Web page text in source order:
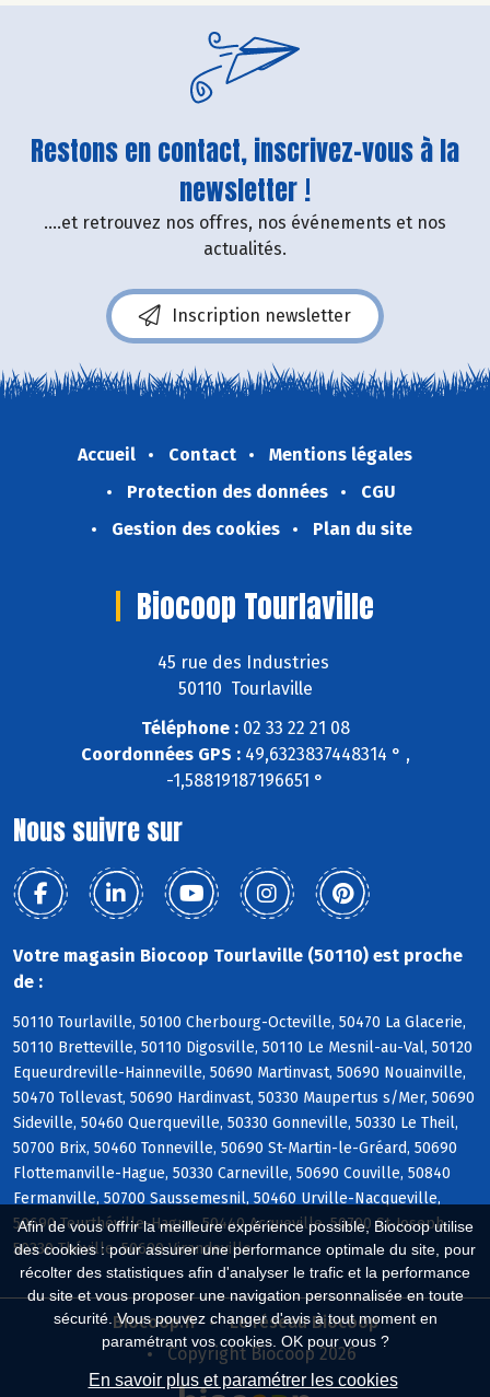
Afin de vous offrir la meilleure expérience possible, Biocoop utilise
des cookies : pour assurer une performance optimale du site, pour
récolter des statistiques afin d'analyser le trafic et la performance
du site et vous proposer une navigation personnalisée en toute
sécurité. Vous pouvez changer d'avis à tout moment en
paramétrant vos cookies. OK pour vous ?
En savoir plus et paramétrer les cookies
Restons en contact, inscrivez-vous à la
newsletter !
....et retrouvez nos offres, nos événements et nos
actualités.
Inscription newsletter
Accueil Contact
Mentions légales
Protection des données
CGU
Gestion des cookies
Plan du site
Biocoop Tourlaville
45 rue des Industries
50110 Tourlaville
Téléphone :02 33 22 21 08
Coordonnées GPS :49,6323837448314 ° ,
-1,58819187196651 °
Nous suivre sur
Votre magasin Biocoop Tourlaville (50110) est proche
de :
50110 Tourlaville, 50100 Cherbourg-Octeville, 50470 La Glacerie,
50110 Bretteville, 50110 Digosville, 50110 Le Mesnil-au-Val, 50120
Equeurdreville-Hainneville, 50690 Martinvast, 50690 Nouainville,
50470 Tollevast, 50690 Hardinvast, 50330 Maupertus s/Mer, 50690
Sideville, 50460 Querqueville, 50330 Gonneville, 50330 Le Theil,
50700 Brix, 50460 Tonneville, 50690 St-Martin-le-Gréard, 50690
Flottemanville-Hague, 50330 Carneville, 50690 Couville, 50840
Fermanville, 50700 Saussemesnil, 50460 Urville-Nacqueville,
50690 Teurthéville-Hague, 50440 Acqueville, 50700 St-Joseph,
50330 Théville, 50690 Virandeville
Biocoop.fr
Le réseau Biocoop
Copyright Biocoop 2026